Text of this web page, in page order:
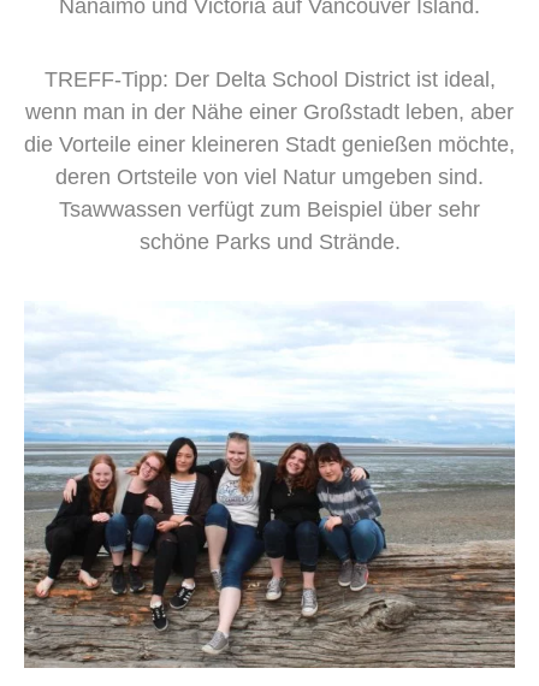
Nanaimo und Victoria auf Vancouver Island.
TREFF-Tipp: Der Delta School District ist ideal,
wenn man in der Nähe einer Großstadt leben, aber
die Vorteile einer kleineren Stadt genießen möchte,
deren Ortsteile von viel Natur umgeben sind.
Tsawwassen verfügt zum Beispiel über sehr
schöne Parks und Strände.